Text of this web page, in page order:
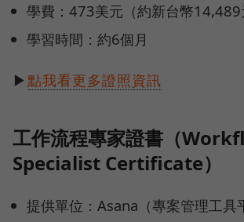
學費：473美元（約新台幣14,489
學習時間：約6個月
▶ 點我看更多證照資訊
工作流程專家證書（
Specialist Certificate）
提供單位：Asana（專案管理工具